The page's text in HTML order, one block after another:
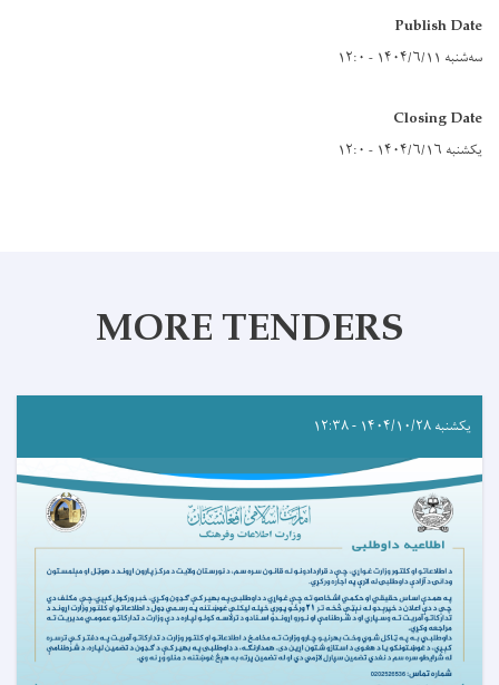
Publish Date
سه‌شنبه ۱۴۰۴/۶/۱۱ - ۱۲:۰
Closing Date
یکشنبه ۱۴۰۴/۶/۱۶ - ۱۲:۰
MORE TENDERS
یکشنبه ۱۴۰۴/۱۰/۲۸ - ۱۲:۳۸